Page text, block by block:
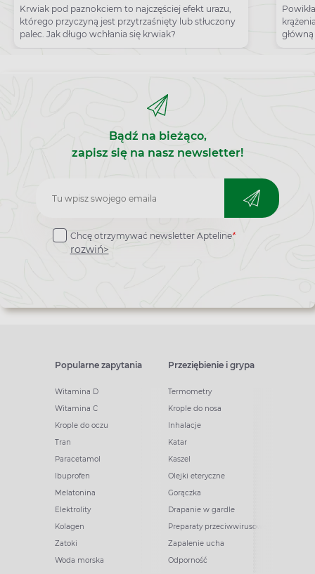
palcu?
Krwiak pod paznokciem to najczęściej efekt urazu,
którego przyczyną jest przytrzaśnięty lub stłuczony
palec. Jak długo wchłania się krwiak?
Bądź na bieżąco,
zapisz się na nasz newsletter!
Zapisz
do
newslettera
Chcę otrzymywać newsletter Apteline*
rozwiń>
Popularne zapytania
Witamina D
Witamina C
Krople do oczu
Tran
Paracetamol
Ibuprofen
Melatonina
Elektrolity
Kolagen
Zatoki
Woda morska
Przeziębienie i grypa
Termometry
Krople do nosa
Inhalacje
Katar
Kaszel
Olejki eteryczne
Gorączka
Drapanie w gardle
Preparaty przeciwwirusowe
Zapalenie ucha
Odporność